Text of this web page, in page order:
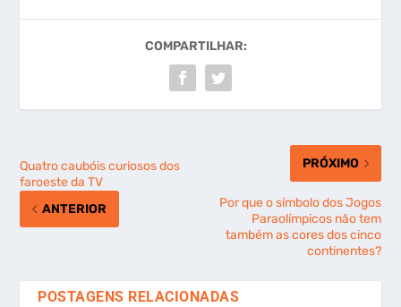
COMPARTILHAR:
Quatro caubóis curiosos dos
faroeste da TV
ANTERIOR
PRÓXIMO
Por que o símbolo dos Jogos
Paraolímpicos não tem
também as cores dos cinco
continentes?
POSTAGENS RELACIONADAS